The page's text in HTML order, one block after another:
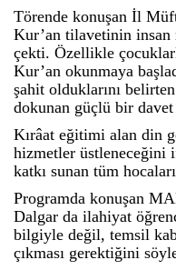
Törende konuşan İl
Kur’an tilavetinin
çekti. Özellikle
Kur’an okunmaya
şahit olduklarını
dokunan güçlü bir
Kırâat eğitimi alan din
hizmetler üstleneceğini
katkı sunan tüm
Programda konuşan
Dalgar da ilahiyat
bilgiyle değil, temsil
çıkması gerektiğini